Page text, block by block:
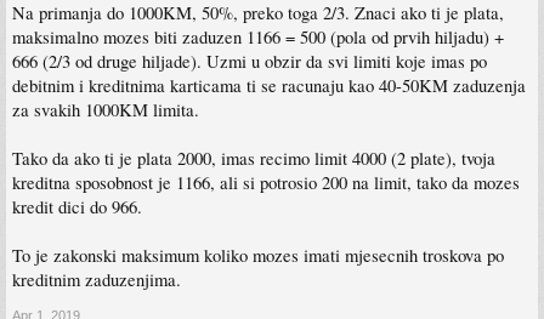
Na primanja do 1000KM, 50%, preko toga 2/3. Znaci ako ti je plata,
maksimalno mozes biti zaduzen 1166 = 500 (pola od prvih hiljadu) +
666 (2/3 od druge hiljade). Uzmi u obzir da svi limiti koje imas po
debitnim i kreditnima karticama ti se racunaju kao 40-50KM zaduzenja
za svakih 1000KM limita.
Tako da ako ti je plata 2000, imas recimo limit 4000 (2 plate), tvoja
kreditna sposobnost je 1166, ali si potrosio 200 na limit, tako da mozes
kredit dici do 966.
To je zakonski maksimum koliko mozes imati mjesecnih troskova po
kreditnim zaduzenjima.
Apr 1, 2019